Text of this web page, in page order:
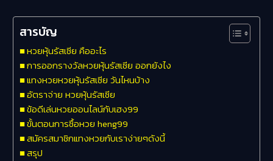
สารบัญ
หวยหุ้นรัสเซีย คืออะไร
การออกรางวัลหวยหุ้นรัสเซีย ออกยังไง
แทงหวยหวยหุ้นรัสเซีย วันไหนบ้าง
อัตราจ่าย หวยหุ้นรัสเซีย
ข้อดีเล่นหวยออนไลน์กับเฮง99
ขั้นตอนการซื้อหวย heng99
สมัครสมาชิกแทงหวยกับเราง่ายๆดังนี้
สรุป